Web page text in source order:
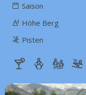
Saison
Höhe Berg
Pisten